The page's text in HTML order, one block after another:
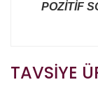
POZİTİF
diğer
formunu
TAVSİYE